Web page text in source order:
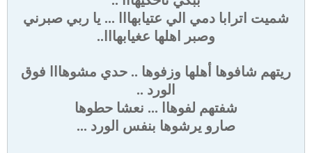
شميت اترابا دمي الي عتيابهااا ... يا ربي صبرني
وصبر اهلها عغيابهااا..
ريتهم شافوها أهلها وزفوها .. حدي مشوهااا فوق
الورد ..
شفتهم لفوهاا ... نعشا حطوها
صارو يرشوها بنفس الورد ...